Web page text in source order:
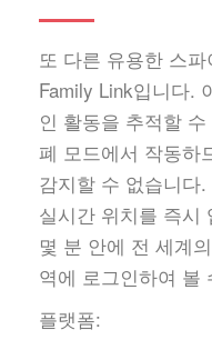
또 다른 유용한 스
Family Link입니다.
인 활동을 추적할
폐 모드에서 작동하
감지할 수 없습니다
실시간 위치를 즉시
몇 분 안에 전 세계
역에 로그인하여 볼
플랫폼: